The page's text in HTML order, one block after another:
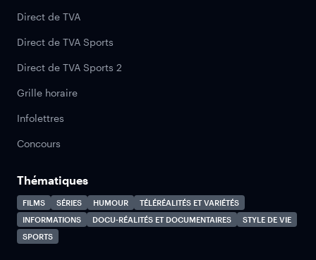
Direct de TVA
Direct de TVA Sports
Direct de TVA Sports 2
Grille horaire
Infolettres
Concours
Thématiques
FILMS SÉRIES HUMOUR
TÉLÉRÉALITÉS ET VARIÉTÉS
INFORMATIONS
DOCU-RÉALITÉS ET DOCUMENTAIRES
STYLE DE VIE
SPORTS